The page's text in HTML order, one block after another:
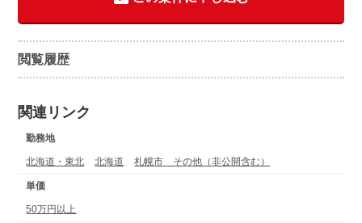
閲覧履歴
関連リンク
勤務地
北海道・東北 北海道 札幌市 その他（非公開含む）
単価
50万円以上